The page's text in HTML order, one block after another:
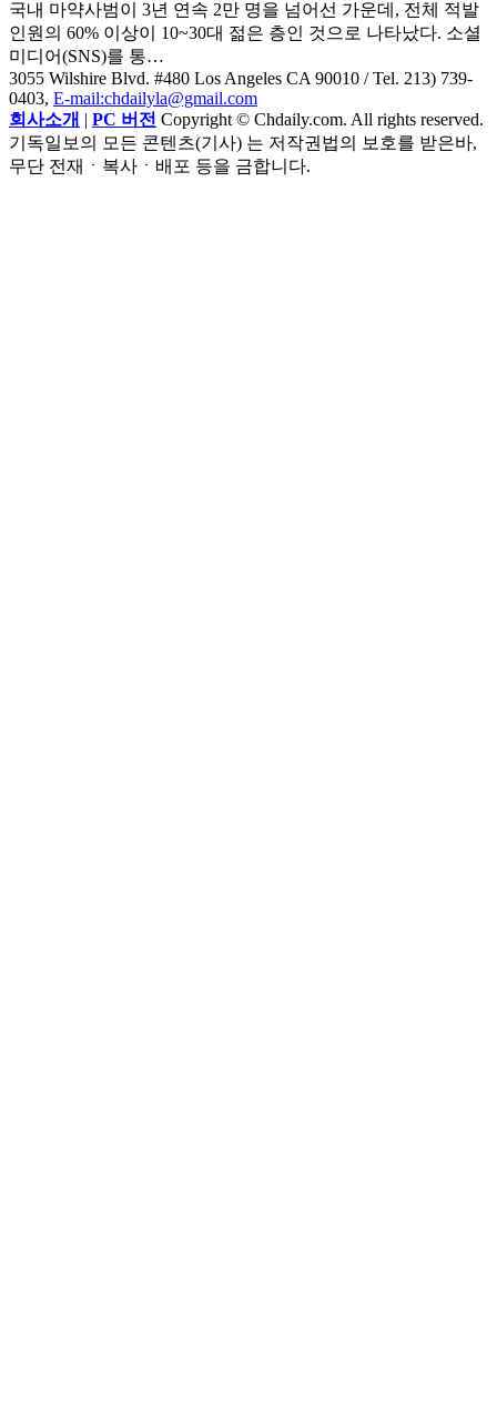
국내 마약사범이 3년 연속 2만 명을 넘어선 가운데, 전체 적발
인원의 60% 이상이 10~30대 젊은 층인 것으로 나타났다. 소셜
미디어(SNS)를 통…
3055 Wilshire Blvd. #480 Los Angeles CA 90010 / Tel. 213) 739-
0403, E-mail:chdailyla@gmail.com
회사소개 | PC 버전 Copyright © Chdaily.com. All rights reserved.
기독일보의 모든 콘텐츠(기사) 는 저작권법의 보호를 받은바,
무단 전재ㆍ복사ㆍ배포 등을 금합니다.